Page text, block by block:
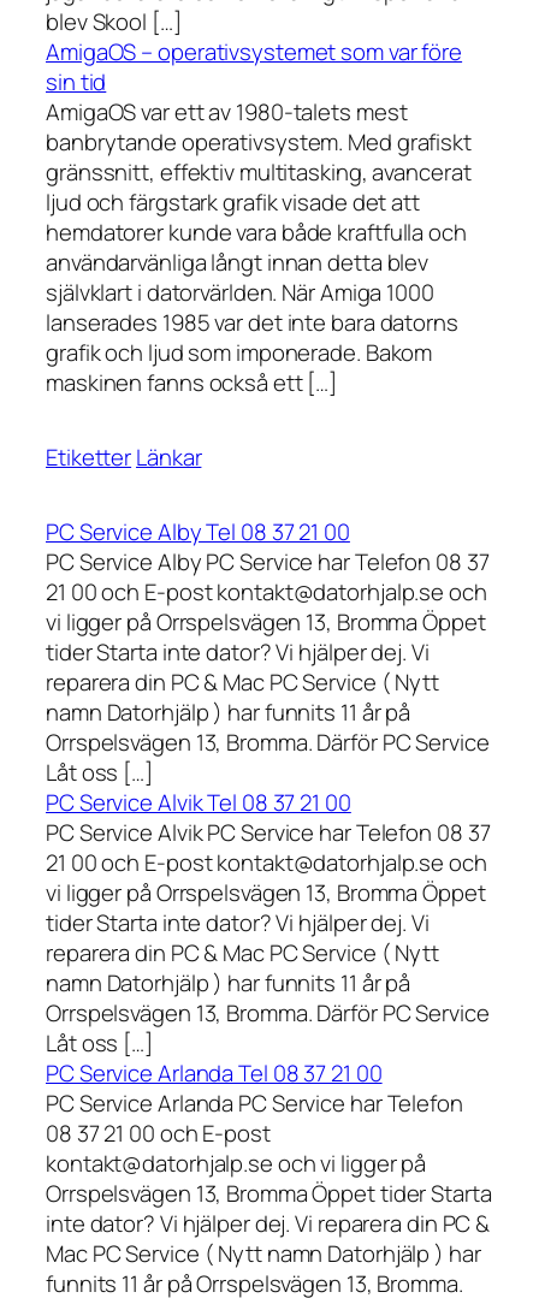
blev Skool […]
AmigaOS – operativsystemet som var före
sin tid
AmigaOS var ett av 1980-talets mest
banbrytande operativsystem. Med grafiskt
gränssnitt, effektiv multitasking, avancerat
ljud och färgstark grafik visade det att
hemdatorer kunde vara både kraftfulla och
användarvänliga långt innan detta blev
självklart i datorvärlden. När Amiga 1000
lanserades 1985 var det inte bara datorns
grafik och ljud som imponerade. Bakom
maskinen fanns också ett […]
EtiketterLänkar
PC Service Alby Tel 08 37 21 00
PC Service Alby PC Service har Telefon 08 37
21 00 och E-post kontakt@datorhjalp.se och
vi ligger på Orrspelsvägen 13, Bromma Öppet
tider Starta inte dator? Vi hjälper dej. Vi
reparera din PC & Mac PC Service ( Nytt
namn Datorhjälp ) har funnits 11 år på
Orrspelsvägen 13, Bromma. Därför PC Service
Låt oss […]
PC Service Alvik Tel 08 37 21 00
PC Service Alvik PC Service har Telefon 08 37
21 00 och E-post kontakt@datorhjalp.se och
vi ligger på Orrspelsvägen 13, Bromma Öppet
tider Starta inte dator? Vi hjälper dej. Vi
reparera din PC & Mac PC Service ( Nytt
namn Datorhjälp ) har funnits 11 år på
Orrspelsvägen 13, Bromma. Därför PC Service
Låt oss […]
PC Service Arlanda Tel 08 37 21 00
PC Service Arlanda PC Service har Telefon
08 37 21 00 och E-post
kontakt@datorhjalp.se och vi ligger på
Orrspelsvägen 13, Bromma Öppet tider Starta
inte dator? Vi hjälper dej. Vi reparera din PC &
Mac PC Service ( Nytt namn Datorhjälp ) har
funnits 11 år på Orrspelsvägen 13, Bromma.